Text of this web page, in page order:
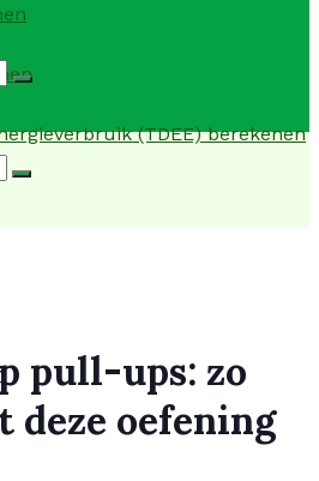
(TDEE) berekenen
pull-ups: zo
deze oefening